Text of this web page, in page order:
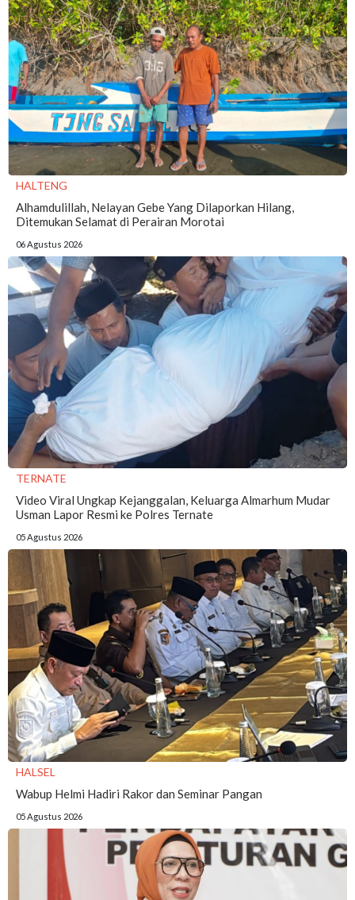
HALTENG
Alhamdulillah, Nelayan Gebe Yang Dilaporkan Hilang,
Ditemukan Selamat di Perairan Morotai
06 Agustus 2026
TERNATE
Video Viral Ungkap Kejanggalan, Keluarga Almarhum Mudar
Usman Lapor Resmi ke Polres Ternate
05 Agustus 2026
HALSEL
Wabup Helmi Hadiri Rakor dan Seminar Pangan
05 Agustus 2026